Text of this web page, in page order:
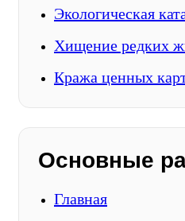
Экологическая
Хищение редких
Кража ценных
Основные
Главная